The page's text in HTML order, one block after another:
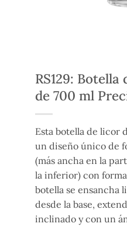
RS129:
de 700 ml
Esta botella de licor
un diseño único de
(más ancha en la
la inferior) con
botella se ensancha
desde la base,
inclinado y con un